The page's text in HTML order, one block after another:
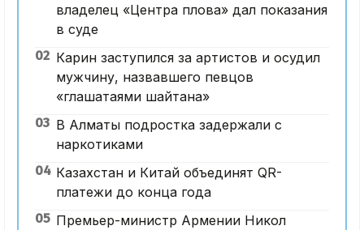
владелец «Центра плова» дал показания
в суде
02 Карин заступился за артистов и осудил
мужчину, назвавшего певцов
«глашатаями шайтана»
03 В Алматы подростка задержали с
наркотиками
04 Казахстан и Китай объединят QR-
платежи до конца года
05 Премьер-министр Армении Никол